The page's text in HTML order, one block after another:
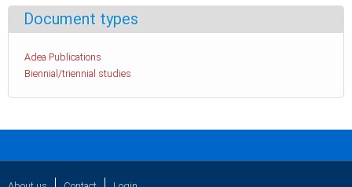
Document types
Adea Publications
Biennial/triennial studies